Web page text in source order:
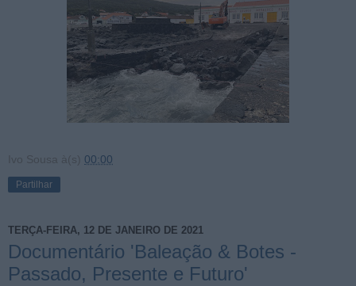
Ivo Sousa à(s) 00:00
Partilhar
TERÇA-FEIRA, 12 DE JANEIRO DE 2021
Documentário 'Baleação & Botes -
Passado, Presente e Futuro'